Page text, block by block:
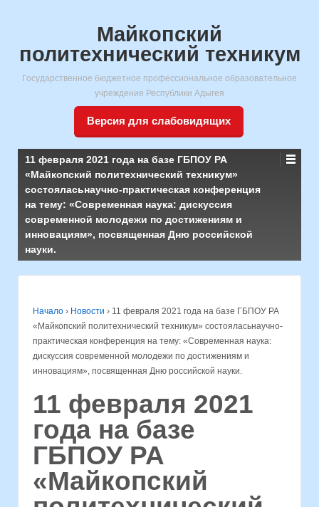
Майкопский
политехнический техникум
Государственное бюджетное профессиональное образовательное
учреждение Республики Адыгея
Версия для слабовидящих
11 февраля 2021 года на базе ГБПОУ РА
«Майкопский политехнический техникум»
состояласьнаучно-практическая конференция
на тему: «Современная наука: дискуссия
современной молодежи по достижениям и
инновациям», посвященная Дню российской
науки.
Начало › Новости › 11 февраля 2021 года на базе ГБПОУ РА
«Майкопский политехнический техникум» состояласьнаучно-
практическая конференция на тему: «Современная наука:
дискуссия современной молодежи по достижениям и
инновациям», посвященная Дню российской науки.
11 февраля 2021
года на базе
ГБПОУ РА
«Майкопский